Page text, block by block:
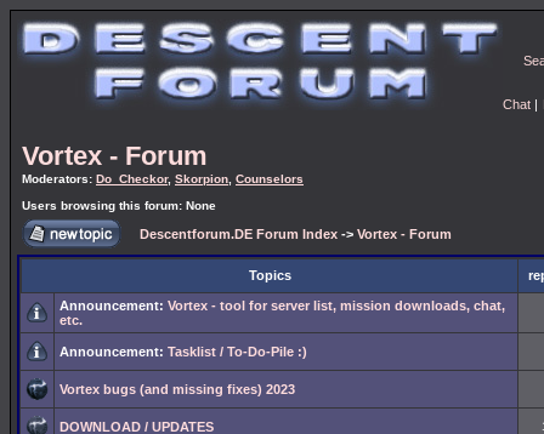
Chat |
Vortex - Forum
Moderators: Do_Checkor, Skorpion Counselors
Users browsing this forum: None
Descentforum.DE Forum Index -> Vortex - Forum
Topics
Announcement: Vortex - tool for server list, mission downloads, chat,
etc.
Announcement: Tasklist / To-Do-Pile :)
Vortex bugs (and missing fixes) 2023
DOWNLOAD / UPDATES